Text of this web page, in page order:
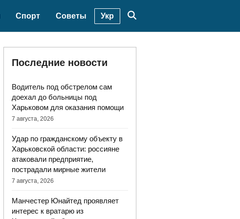
Спорт Советы Укр
Последние новости
Водитель под обстрелом сам
доехал до больницы под
Харьковом для оказания помощи
7 августа, 2026
Удар по гражданскому объекту в
Харьковской области: россияне
атаковали предприятие,
пострадали мирные жители
7 августа, 2026
Манчестер Юнайтед проявляет
интерес к вратарю из